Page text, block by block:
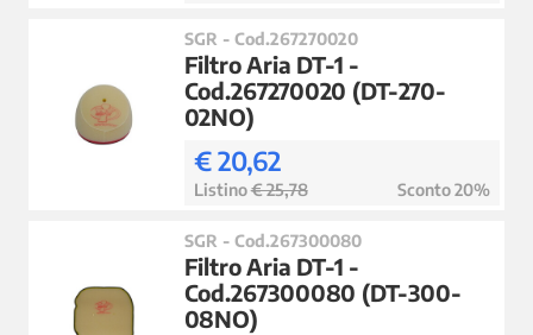
SGR - Cod.267270020
Filtro Aria DT-1 -
Cod.267270020 (DT-270-
02NO)
€ 20,62
Listino€ 25,78 Sconto 20%
SGR - Cod.267300080
Filtro Aria DT-1 -
Cod.267300080 (DT-300-
08NO)